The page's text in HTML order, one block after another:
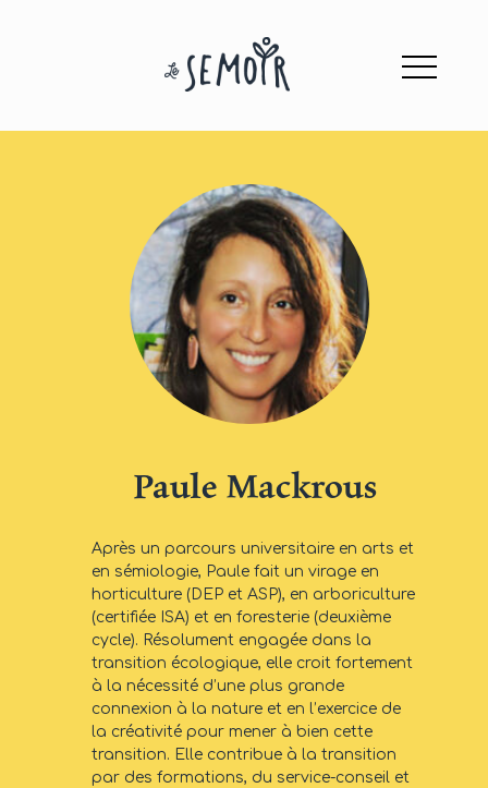
Paule Mackrous
Après un parcours universitaire en arts et
en sémiologie, Paule fait un virage en
horticulture (DEP et ASP), en arboriculture
(certifiée ISA) et en foresterie (deuxième
cycle). Résolument engagée dans la
transition écologique, elle croit fortement
à la nécessité d’une plus grande
connexion à la nature et en l’exercice de
la créativité pour mener à bien cette
transition. Elle contribue à la transition
par des formations, du service-conseil et